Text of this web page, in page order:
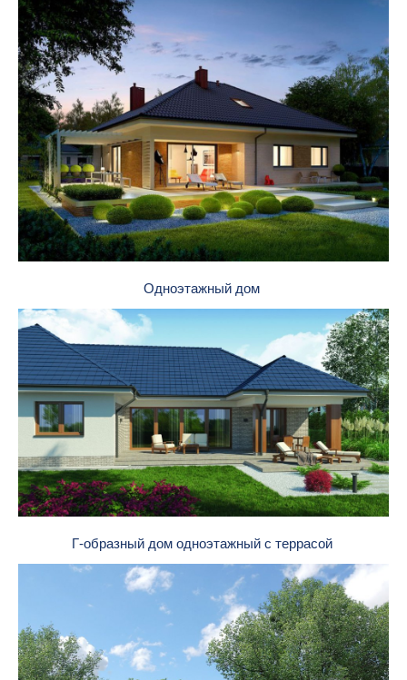
Одноэтажный дом
Г-образный дом одноэтажный с террасой